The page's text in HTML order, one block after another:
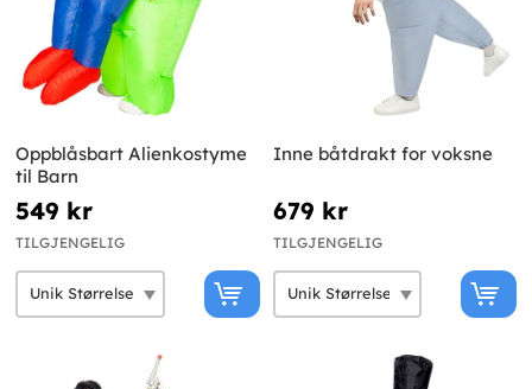
Oppblåsbart Alienkostyme
til Barn
549 kr
TILGJENGELIG
Inne båtdrakt for voksne
679 kr
TILGJENGELIG